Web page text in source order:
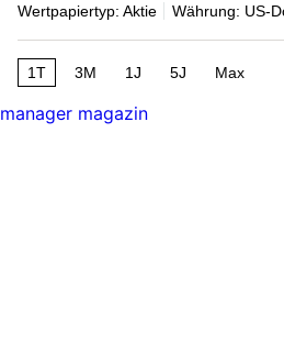
Wertpapiertyp: Aktie Währung: US-
1T 3M 1J 5J Max
manager magazin